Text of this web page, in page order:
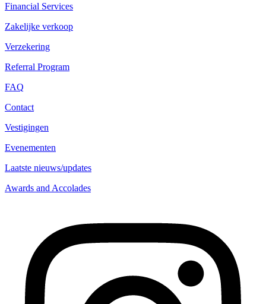
Financial Services
Zakelijke verkoop
Verzekering
Referral Program
FAQ
Contact
Vestigingen
Evenementen
Laatste nieuws/updates
Awards and Accolades